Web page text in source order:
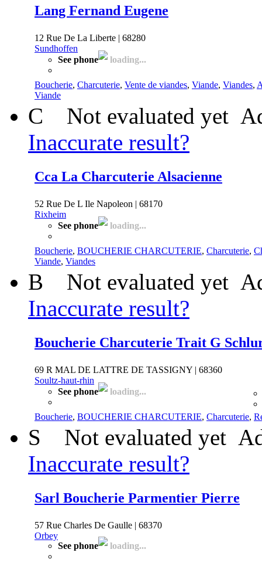
Lang Fernand Eugene
12 Rue De La Liberte | 68280
Sundhoffen
See phone
loading...
Boucherie, Charcuterie, Vente de viandes, Viande, Viandes,
Viande
C Not evaluated yet
Inaccurate result?
Cca La Charcuterie Alsacienne
52 Rue De L Ile Napoleon | 68170
Rixheim
See phone
loading...
Boucherie, BOUCHERIE CHARCUTERIE, Charcuterie,
Viande, Viandes
B Not evaluated yet
Inaccurate result?
Boucherie Charcuterie Trait G
69 R MAL DE LATTRE DE TASSIGNY | 68360
Soultz-haut-rhin
See phone
loading...
Boucherie, BOUCHERIE CHARCUTERIE, Charcuterie,
S Not evaluated yet
Inaccurate result?
Sarl Boucherie Parmentier Pierre
57 Rue Charles De Gaulle | 68370
Orbey
See phone
loading...